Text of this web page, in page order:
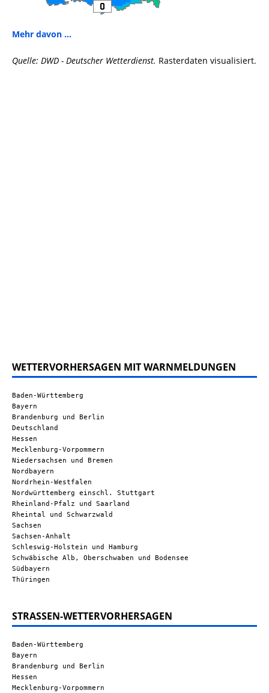
Mehr davon ...
Quelle: DWD - Deutscher Wetterdienst. Rasterdaten visualisiert.
WETTERVORHERSAGEN MIT WARNMELDUNGEN
Baden-Württemberg
Bayern
Brandenburg und Berlin
Deutschland
Hessen
Mecklenburg-Vorpommern
Niedersachsen und Bremen
Nordbayern
Nordrhein-Westfalen
Nordwürttemberg einschl. Stuttgart
Rheinland-Pfalz und Saarland
Rheintal und Schwarzwald
Sachsen
Sachsen-Anhalt
Schleswig-Holstein und Hamburg
Schwäbische Alb, Oberschwaben und Bodensee
Südbayern
Thüringen
STRASSEN-WETTERVORHERSAGEN
Baden-Württemberg
Bayern
Brandenburg und Berlin
Hessen
Mecklenburg-Vorpommern